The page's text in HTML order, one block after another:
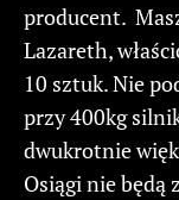
producent.
Lazareth,
10 sztuk. Nie
przy 400kg
dwukrotnie
Osiągi nie będą